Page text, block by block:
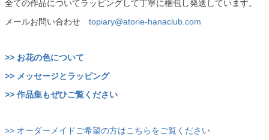
全ての作品についてラッピングして丁寧に梱包し発送しています。
メールお問い合わせ topiary@atorie-hanaclub.com
>> お花の色について
>> メッセージとラッピング
>> 作品集もぜひご覧ください
>> オーダーメイドご希望の方はこちらをご覧ください